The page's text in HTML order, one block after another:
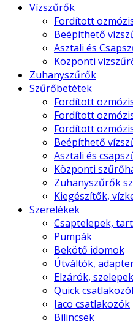
Vízszűrők
Fordított
Beépíthető
Asztali és
Központi
Zuhanyszűrők
Szűrőbetétek
Fordított
Fordított
Fordított
Beépíthető
Asztali és
Központi
Zuhanyszűrők
Kiegészítők,
Szerelékek
Csaptelepek,
Pumpák
Bekötő idomok
Útváltók,
Elzárók, szelepek
Quick
Jaco csatlakozók
Bilincsek